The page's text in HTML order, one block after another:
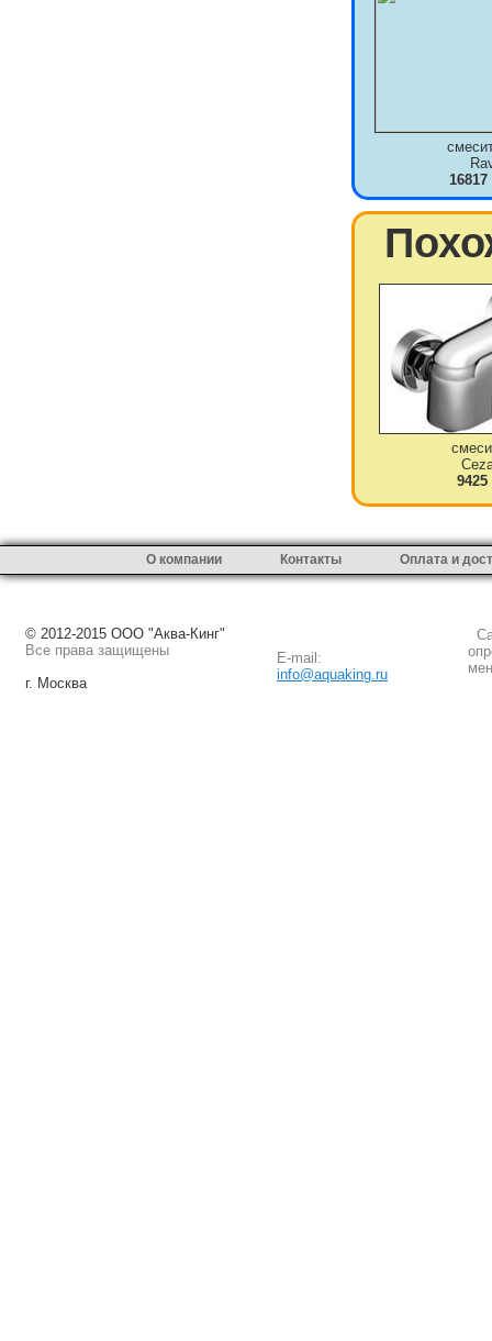
16817
9425
О компании Контакты Оплата и
© 2012-2015 ООО "Аква-Кинг"
Все права защищены
г. Москва
E-mail:
info@aquaking.ru